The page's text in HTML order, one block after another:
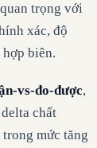
trọng với
xác, độ
biên.
vs-đo-được,
chất
mức tăng